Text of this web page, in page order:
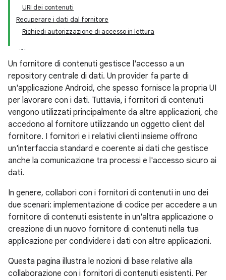
URI dei contenuti
Recuperare i dati dal fornitore
Richiedi autorizzazione di accesso in lettura
Un fornitore di contenuti gestisce l'accesso a un
repository centrale di dati. Un provider fa parte di
un'applicazione Android, che spesso fornisce la propria UI
per lavorare con i dati. Tuttavia, i fornitori di contenuti
vengono utilizzati principalmente da altre applicazioni, che
accedono al fornitore utilizzando un oggetto client del
fornitore. I fornitori e i relativi clienti insieme offrono
un'interfaccia standard e coerente ai dati che gestisce
anche la comunicazione tra processi e l'accesso sicuro ai
dati.
In genere, collabori con i fornitori di contenuti in uno dei
due scenari: implementazione di codice per accedere a un
fornitore di contenuti esistente in un'altra applicazione o
creazione di un nuovo fornitore di contenuti nella tua
applicazione per condividere i dati con altre applicazioni.
Questa pagina illustra le nozioni di base relative alla
collaborazione con i fornitori di contenuti esistenti. Per